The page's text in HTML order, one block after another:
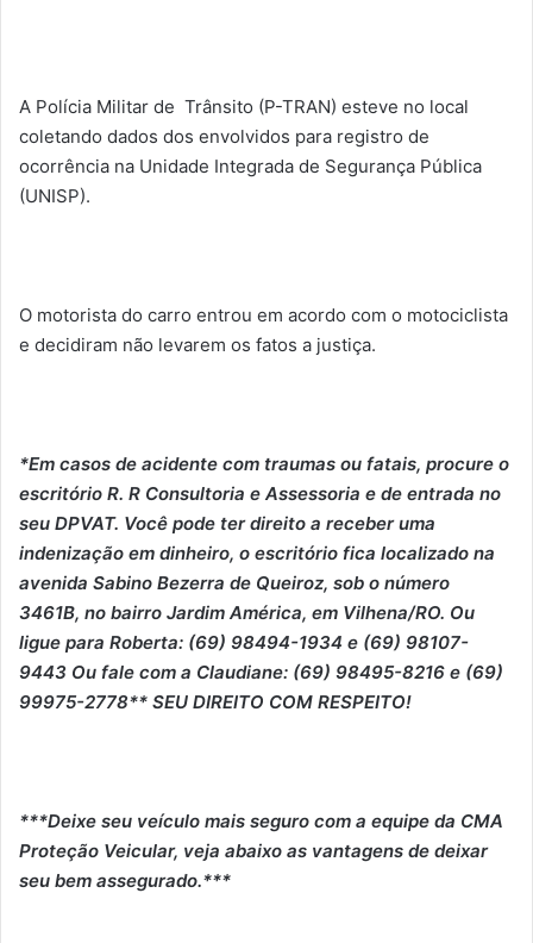
A Polícia Militar de Trânsito (P-TRAN) esteve no local
coletando dados dos envolvidos para registro de
ocorrência na Unidade Integrada de Segurança Pública
(UNISP).
O motorista do carro entrou em acordo com o motociclista
e decidiram não levarem os fatos a justiça.
*Em casos de acidente com traumas ou fatais, procure o
escritório R. R Consultoria e Assessoria e de entrada no
seu DPVAT. Você pode ter direito a receber uma
indenização em dinheiro, o escritório fica localizado na
avenida Sabino Bezerra de Queiroz, sob o número
3461B, no bairro Jardim América, em Vilhena/RO. Ou
ligue para Roberta: (69) 98494-1934 e (69) 98107-
9443 Ou fale com a Claudiane: (69) 98495-8216 e (69)
99975-2778** SEU DIREITO COM RESPEITO!
***Deixe seu veículo mais seguro com a equipe da CMA
Proteção Veicular, veja abaixo as vantagens de deixar
seu bem assegurado.***